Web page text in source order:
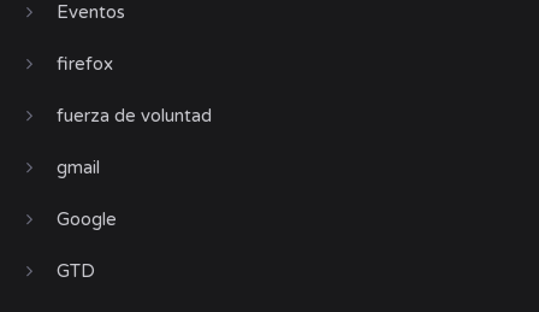
Eventos
firefox
fuerza de voluntad
gmail
Google
GTD